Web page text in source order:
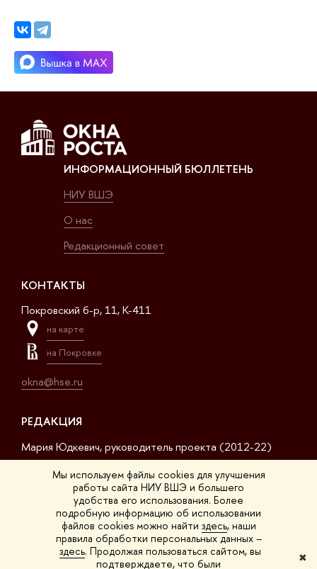
Мы используем файлы cookies для улучшения
работы сайта НИУ ВШЭ и большего
удобства его использования. Более
подробную информацию об использовании
файлов cookies можно найти здесь, наши
правила обработки персональных данных –
здесь. Продолжая пользоваться сайтом, вы
подтверждаете, что были
✖
ИНФОРМАЦИОННЫЙ БЮЛЛЕТЕНЬ
НИУ ВШЭ
О нас
Редакционный совет
КОНТАКТЫ
Покровский б-р, 11, K-411
на карте
на Покровке
okna@hse.ru
РЕДАКЦИЯ
Мария Юдкевич, руководитель проекта (2012-22)
Дмитрий Дагаев, руководитель проекта (2022-23)
Сергей Матвеев, шеф-редактор (2017-23)
Арсений Кустов, редактор сайта
Владимир Селивёрстов, обозреватель